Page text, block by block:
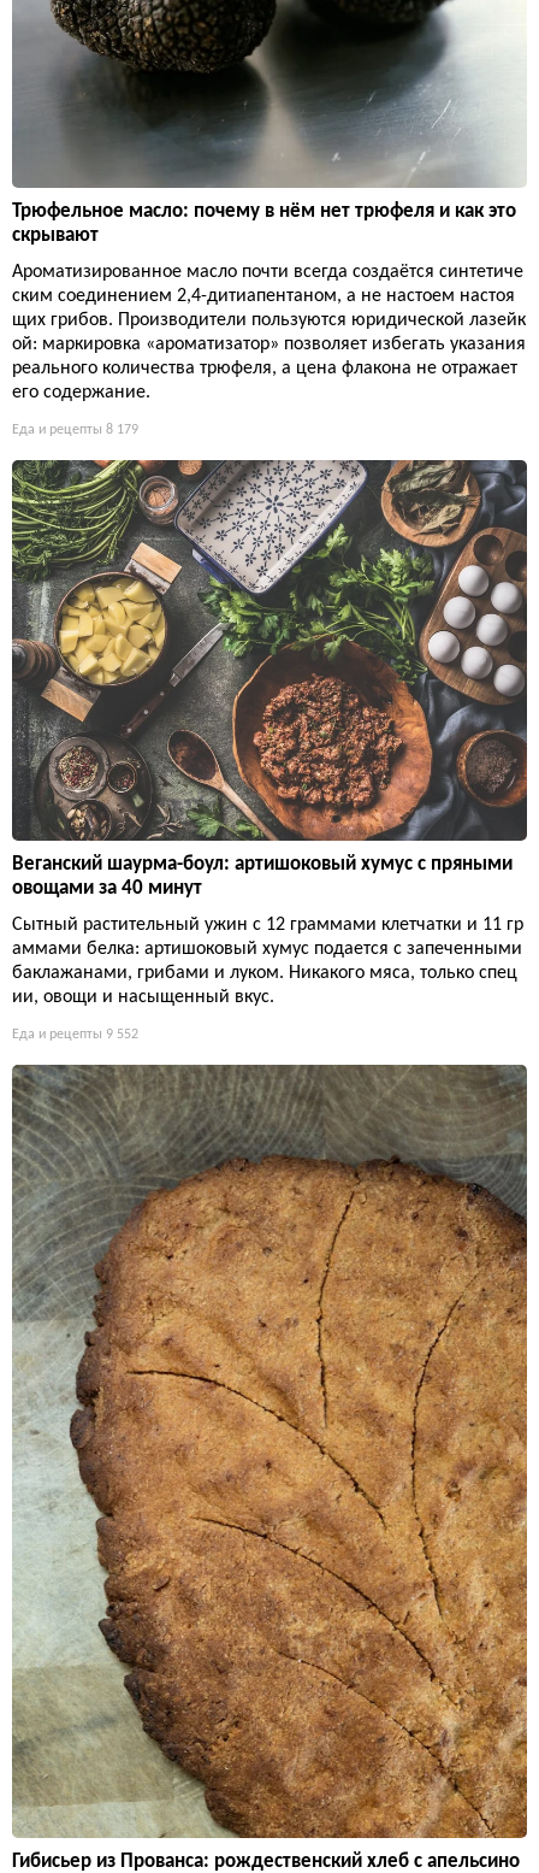
Трюфельное масло: почему в нём нет трюфеля и как это
скрывают
Ароматизированное масло почти всегда создаётся синтетиче
ским соединением 2,4-дитиапентаном, а не настоем настоя
щих грибов. Производители пользуются юридической лазейк
ой: маркировка «ароматизатор» позволяет избегать указания
реального количества трюфеля, а цена флакона не отражает
его содержание.
Еда и рецепты 8 179
Веганский шаурма-боул: артишоковый хумус с пряными
овощами за 40 минут
Сытный растительный ужин с 12 граммами клетчатки и 11 гр
аммами белка: артишоковый хумус подается с запеченными
баклажанами, грибами и луком. Никакого мяса, только спец
ии, овощи и насыщенный вкус.
Еда и рецепты 9 552
Гибисьер из Прованса: рождественский хлеб с апельсино